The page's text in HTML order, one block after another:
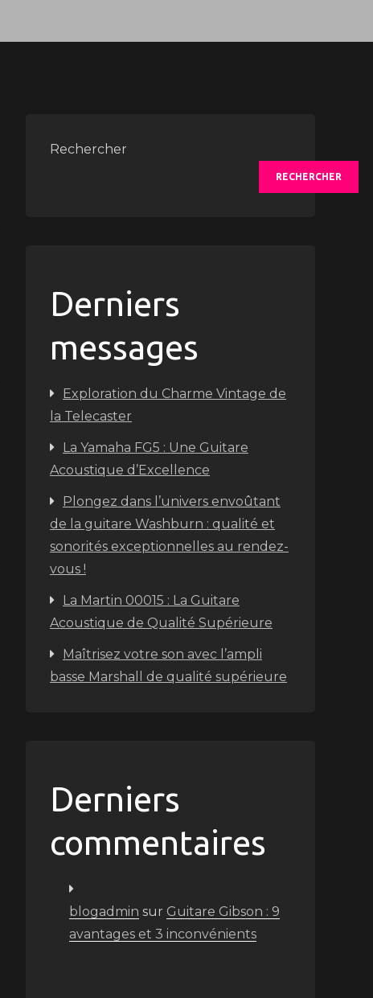
Rechercher
RECHERCHER
Derniers
messages
Exploration du Charme Vintage de
la Telecaster
La Yamaha FG5 : Une Guitare
Acoustique d’Excellence
Plongez dans l’univers envoûtant
de la guitare Washburn : qualité et
sonorités exceptionnelles au rendez-
vous !
La Martin 00015 : La Guitare
Acoustique de Qualité Supérieure
Maîtrisez votre son avec l’ampli
basse Marshall de qualité supérieure
Derniers
commentaires
blogadmin sur Guitare Gibson : 9
avantages et 3 inconvénients